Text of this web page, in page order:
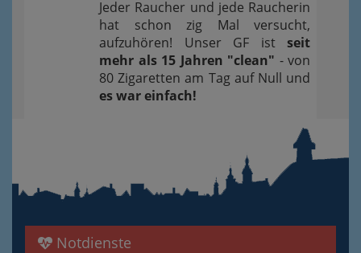
Jeder Raucher und jede Raucherin
hat schon zig Mal versucht,
aufzuhören! Unser GF ist seit
mehr als 15 Jahren "clean" - von
80 Zigaretten am Tag auf Null und
es war einfach!
Notdienste